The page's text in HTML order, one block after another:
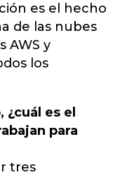
es el hecho
de las nubes
AWS y
los
es el
para
tres